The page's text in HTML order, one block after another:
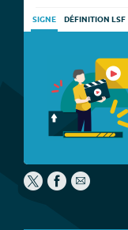
SIGNE DÉFINITION LSF